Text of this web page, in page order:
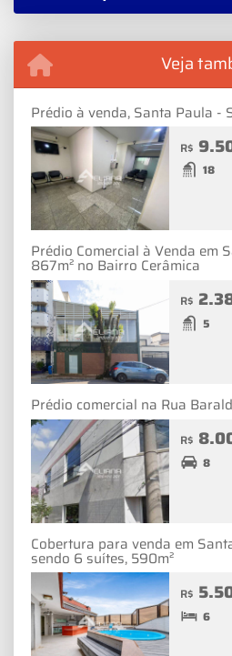
Veja
Prédio à venda, Santa Paula -
R$
18
Prédio Comercial à Venda em
867m² no Bairro Cerâmica
R$
5
Prédio comercial na Rua
R$
8
Cobertura para venda em
sendo 6 suítes, 590m²
R$
6